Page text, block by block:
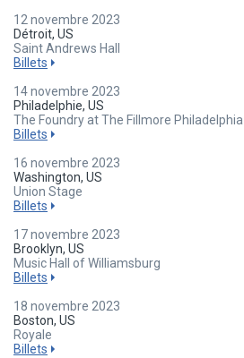
12 novembre 2023
Détroit, US
Saint Andrews Hall
Billets
14 novembre 2023
Philadelphie, US
The Foundry at The Fillmore Philadelphia
Billets
16 novembre 2023
Washington, US
Union Stage
Billets
17 novembre 2023
Brooklyn, US
Music Hall of Williamsburg
Billets
18 novembre 2023
Boston, US
Royale
Billets